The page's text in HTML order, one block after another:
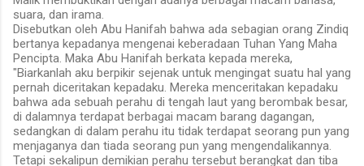
suara, dan irama.
Disebutkan oleh Abu Hanifah bahwa ada sebagian orang Zindiq
bertanya kepadanya mengenai keberadaan Tuhan Yang Maha
Pencipta. Maka Abu Hanifah berkata kepada mereka,
"Biarkanlah aku berpikir sejenak untuk mengingat suatu hal yang
pernah diceritakan kepadaku. Mereka menceritakan kepadaku
bahwa ada sebuah perahu di tengah laut yang berombak besar,
di dalamnya terdapat berbagai macam barang dagangan,
sedangkan di dalam perahu itu tidak terdapat seorang pun yang
menjaganya dan tiada seorang pun yang mengendalikannya.
Tetapi sekalipun demikian perahu tersebut berangkat dan tiba